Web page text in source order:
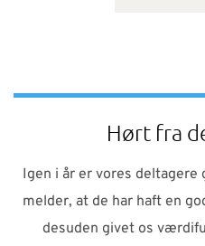
Hørt fra
Igen i år er vores deltagere
melder, at de har haft en
desuden givet os